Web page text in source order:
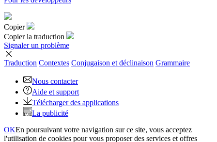
Copier
Copier la traduction
Signaler un problème
Traduction Contextes Conjugaison et déclinaison Grammaire
Nous contacter
Aide et support
Télécharger des applications
La publicité
OKEn poursuivant votre navigation sur ce site, vous acceptez
l'utilisation de cookies pour vous proposer des services et offres